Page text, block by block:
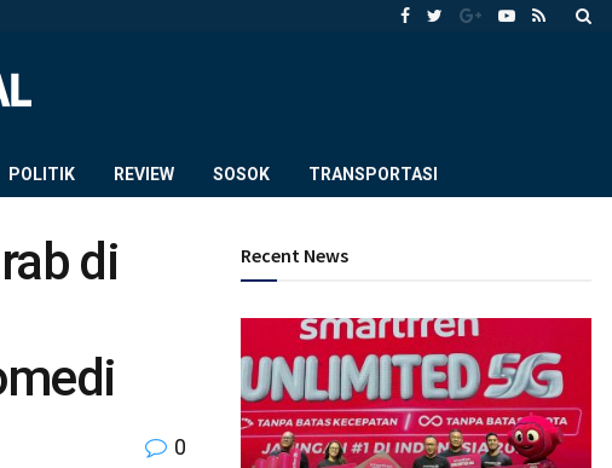
POLITIK REVIEW SOSOK TRANSPORTASI
di
0
Recent News